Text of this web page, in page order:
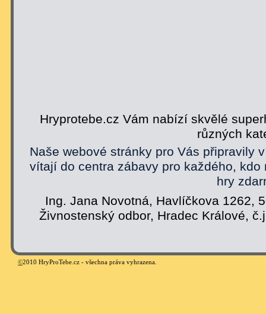
Hryprotebe.cz Vám nabízí skvělé
různých
Naše webové stránky pro Vás připravily
vítají do centra zábavy pro každého,
hry
Ing. Jana Novotná, Havlíčkova 1262,
Živnostenský odbor, Hradec Králové,
©2010 HryProTebe.cz - všechna práva vyhrazena.